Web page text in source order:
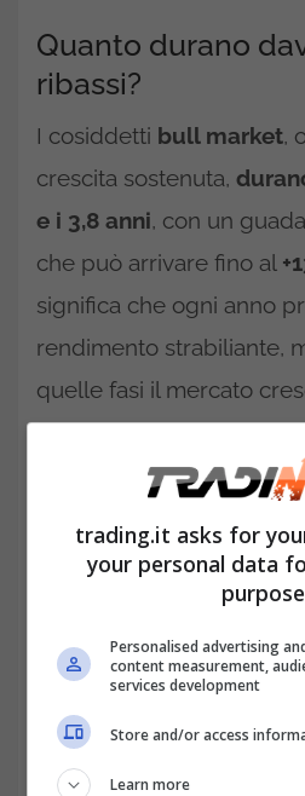
Quanto durano
ribassi?
I cosiddetti bull market,
crescita sostenuta,
e i 3,8 anni, con un
che può arrivare fino al
significa che ogni anno
rendimento strabiliante,
quelle fasi il mercato
significativo e costante.
trading.it asks for
your personal data
Personalised advertising
content measurement,
services development
Store and/or access
Learn more